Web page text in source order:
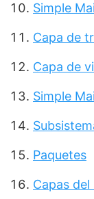
Simple
Capa de
Capa de
Simple
Paquetes
Capas del